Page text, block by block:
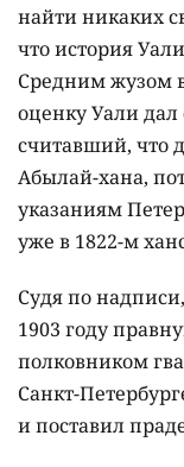
найти никаких
что история
Средним жузом
оценку Уали
считавший, что
Абылай-хана,
указаниям
уже в 1822-м
Судя по
1903 году
полковником
Санкт-
и поставил